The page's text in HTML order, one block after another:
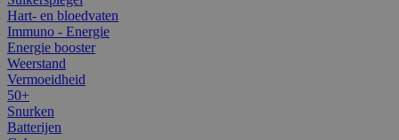
Hart- en bloedvaten
Immuno - Energie
Energie booster
Weerstand
Vermoeidheid
50+
Snurken
Batterijen